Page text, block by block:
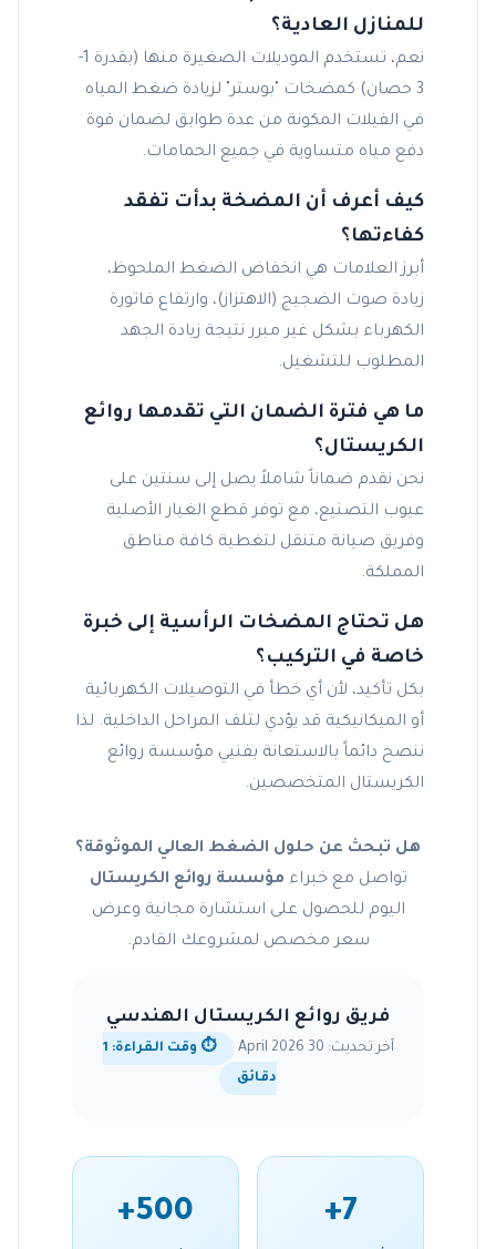
للمنازل العادية؟
نعم، تستخدم الموديلات الصغيرة منها (بقدرة 1-
3 حصان) كمضخات "بوستر" لزيادة ضغط المياه
في الفيلات المكونة من عدة طوابق لضمان قوة
دفع مياه متساوية في جميع الحمامات.
كيف أعرف أن المضخة بدأت تفقد
كفاءتها؟
أبرز العلامات هي انخفاض الضغط الملحوظ،
زيادة صوت الضجيج (الاهتزاز)، وارتفاع فاتورة
الكهرباء بشكل غير مبرر نتيجة زيادة الجهد
المطلوب للتشغيل.
ما هي فترة الضمان التي تقدمها روائع
الكريستال؟
نحن نقدم ضماناً شاملاً يصل إلى سنتين على
عيوب التصنيع، مع توفر قطع الغيار الأصلية
وفريق صيانة متنقل لتغطية كافة مناطق
المملكة.
هل تحتاج المضخات الرأسية إلى خبرة
خاصة في التركيب؟
بكل تأكيد، لأن أي خطأ في التوصيلات الكهربائية
أو الميكانيكية قد يؤدي لتلف المراحل الداخلية. لذا
ننصح دائماً بالاستعانة بفنيي مؤسسة روائع
الكريستال المتخصصين.
هل تبحث عن حلول الضغط العالي الموثوقة؟
تواصل مع خبراء مؤسسة روائع الكريستال
اليوم للحصول على استشارة مجانية وعرض
سعر مخصص لمشروعك القادم.
فريق روائع الكريستال الهندسي
آخر تحديث: 30 April 2026
⏱️ وقت القراءة: 1
دقائق
7+
500+